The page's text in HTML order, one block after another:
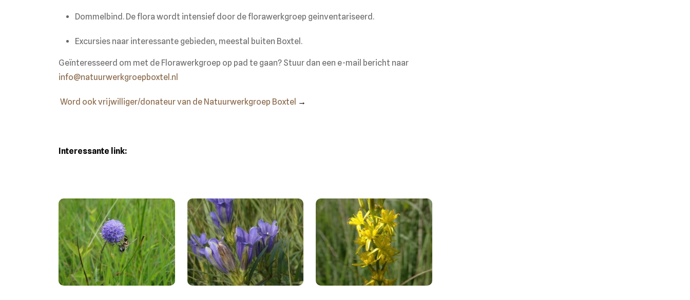
Dommelbind. De flora wordt intensief door de florawerkgroep geinventariseerd.
Excursies naar interessante gebieden, meestal buiten Boxtel.
Geïnteresseerd om met de Florawerkgroep op pad te gaan? Stuur dan een e-mail bericht naar
info@natuurwerkgroepboxtel.nl
Word ook vrijwilliger/donateur van de Natuurwerkgroep Boxtel →
Interessante link: